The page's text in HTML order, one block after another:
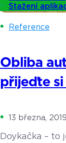
Stažení
Reference
Obliba
přijeďte si
13 března, 2019
Doykačka – to